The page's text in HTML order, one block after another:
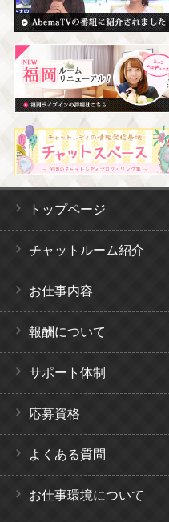
トップページ
チャットルーム紹介
お仕事内容
報酬について
サポート体制
応募資格
よくある質問
お仕事環境について